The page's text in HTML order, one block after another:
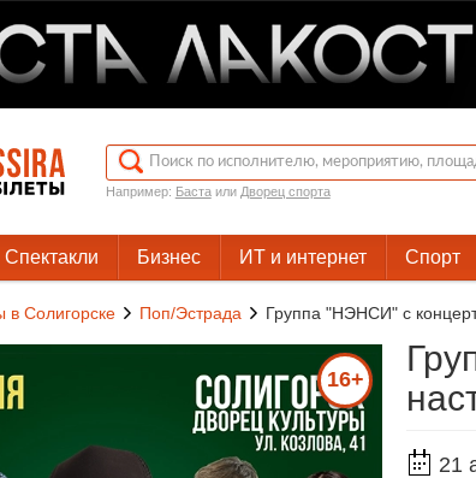
Например: Бастаили Дворец спорта
Спектакли Бизнес ИТ и интернет Спорт
в Солигорске Поп/Эстрада Группа "НЭНСИ" с
16+
21